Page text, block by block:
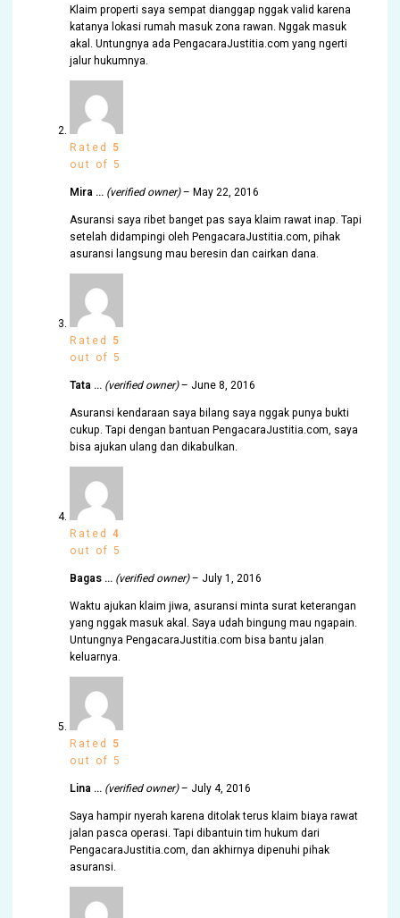
Klaim properti saya sempat dianggap nggak valid karena
katanya lokasi rumah masuk zona rawan. Nggak masuk
akal. Untungnya ada PengacaraJustitia.com yang ngerti
jalur hukumnya.
Rated 5
out of 5
Mira … (verified owner)– May 22, 2016
Asuransi saya ribet banget pas saya klaim rawat inap. Tapi
setelah didampingi oleh PengacaraJustitia.com, pihak
asuransi langsung mau beresin dan cairkan dana.
Rated 5
out of 5
Tata … (verified owner)– June 8, 2016
Asuransi kendaraan saya bilang saya nggak punya bukti
cukup. Tapi dengan bantuan PengacaraJustitia.com, saya
bisa ajukan ulang dan dikabulkan.
Rated4
out of 5
Bagas … (verified owner)– July 1, 2016
Waktu ajukan klaim jiwa, asuransi minta surat keterangan
yang nggak masuk akal. Saya udah bingung mau ngapain.
Untungnya PengacaraJustitia.com bisa bantu jalan
keluarnya.
Rated 5
out of 5
Lina … (verified owner)– July 4, 2016
Saya hampir nyerah karena ditolak terus klaim biaya rawat
jalan pasca operasi. Tapi dibantuin tim hukum dari
PengacaraJustitia.com, dan akhirnya dipenuhi pihak
asuransi.